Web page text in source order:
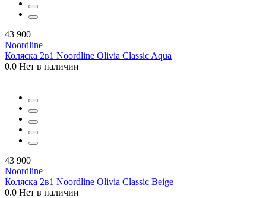
43 900
Noordline
Коляска 2в1 Noordline Olivia Classic Aqua
0.0 Нет в наличии
43 900
Noordline
Коляска 2в1 Noordline Olivia Classic Beige
0.0 Нет в наличии